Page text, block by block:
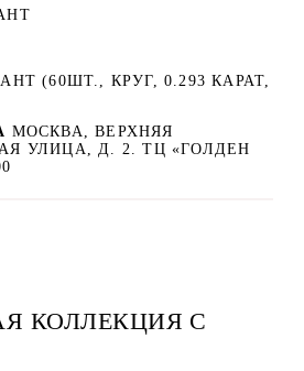
(60ШТ., КРУГ, 0.293 КАРАТ,
МОСКВА, ВЕРХНЯЯ
УЛИЦА, Д. 2. ТЦ «ГОЛДЕН
КОЛЛЕКЦИЯ С